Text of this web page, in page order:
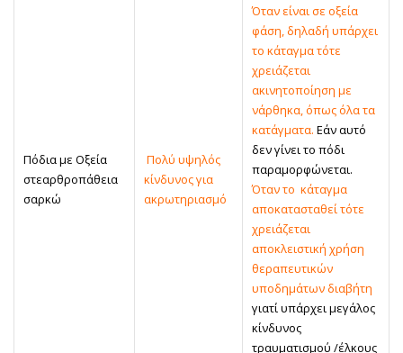
Πόδια με Οξεία
στεαρθροπάθεια
σαρκώ
Πολύ υψηλός
κίνδυνος για
ακρωτηριασμό
Όταν είναι σε οξεία
φάση, δηλαδή υπάρχει
το κάταγμα τότε
χρειάζεται
ακινητοποίηση με
νάρθηκα, όπως όλα τα
κατάγματα. Εάν αυτό
δεν γίνει το πόδι
παραμορφώνεται.
Όταν το κάταγμα
αποκατασταθεί τότε
χρειάζεται
αποκλειστική χρήση
θεραπευτικών
υποδημάτων διαβήτη
γιατί υπάρχει μεγάλος
κίνδυνος
τραυματισμού /έλκους